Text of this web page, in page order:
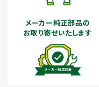
メーカー純正部品の
お取り寄せいたします